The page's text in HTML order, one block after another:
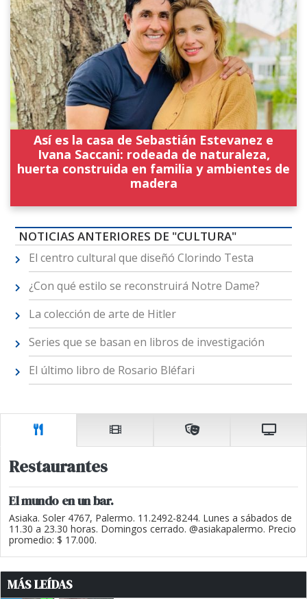
Así es la casa de Sebastián Estevanez e
Ivana Saccani: rodeada de naturaleza,
huerta construida en familia y ambientes de
madera
NOTICIAS ANTERIORES DE "CULTURA"
El centro cultural que diseñó Clorindo Testa
¿Con qué estilo se reconstruirá Notre Dame?
La colección de arte de Hitler
Series que se basan en libros de investigación
El último libro de Rosario Bléfari
Restaurantes
El mundo en un bar.
Asiaka. Soler 4767, Palermo. 11.2492-8244. Lunes a sábados de
11.30 a 23.30 horas. Domingos cerrado. @asiakapalermo. Precio
promedio: $ 17.000.
MÁS LEÍDAS